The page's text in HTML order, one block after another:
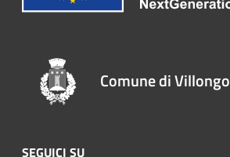
Comune di Villongo
SEGUICI SU